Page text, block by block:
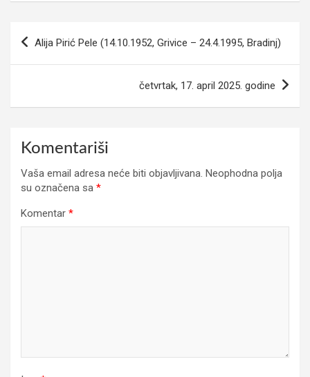
članaka
Alija Pirić Pele (14.10.1952, Grivice – 24.4.1995, Bradinj)
četvrtak, 17. april 2025. godine
Komentariši
Vaša email adresa neće biti objavljivana. Neophodna polja
su označena sa *
Komentar *